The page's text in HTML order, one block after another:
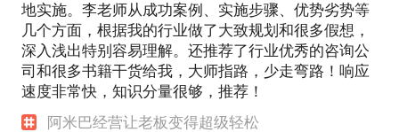
地实施。李老师从成功案例、实施步骤、优势劣势等
几个方面，根据我的行业做了大致规划和很多假想，
深入浅出特别容易理解。还推荐了行业优秀的咨询公
司和很多书籍干货给我，大师指路，少走弯路！响应
速度非常快，知识分量很够，推荐！
阿米巴经营让老板变得超级轻松